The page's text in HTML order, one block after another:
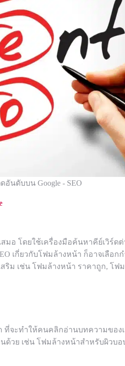
นดับบน Google - SEO
อ โดยใช้เครื่องมือค้นหาคีย์เวิร์ดต่
เกี่ยวกับโฟมล้างหน้า ก็อาจเลือก
ริม เช่น โฟมล้างหน้า ราคาถูก, โ
ที่จะทำให้คนคลิกอ่านบทความของ
ด้วย เช่น โฟมล้างหน้าสำหรับผิวบ